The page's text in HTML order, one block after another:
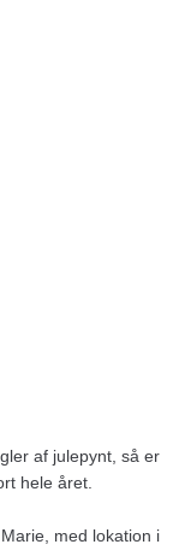
af julepynt, så er
hele året.
med lokation i